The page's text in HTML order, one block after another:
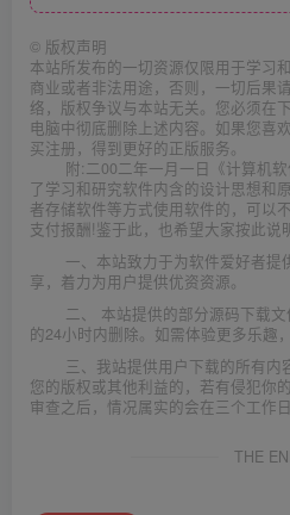
© 版权声明
本站所发布的一切资源仅限用于学习
商业或者非法用途，否则，一切后果
络，版权争议与本站无关。您必须在
电脑中彻底删除上述内容。如果您喜
买注册，得到更好的正版服务。
附:二00二年一月一日《计算机
了学习和研究软件内含的设计思想和
者存储软件等方式使用软件的，可以
支付报酬!鉴于此，也希望大家按此说
一、本站致力于为软件爱好者
享，着力为用户提供优资资源。
二、 本站提供的部分源码下载
的24小时内删除。如需体验更多乐趣
三、我站提供用户下载的所有
您的版权或其他利益的，若有侵犯你
审查之后，情况属实的会在三个工作
THE